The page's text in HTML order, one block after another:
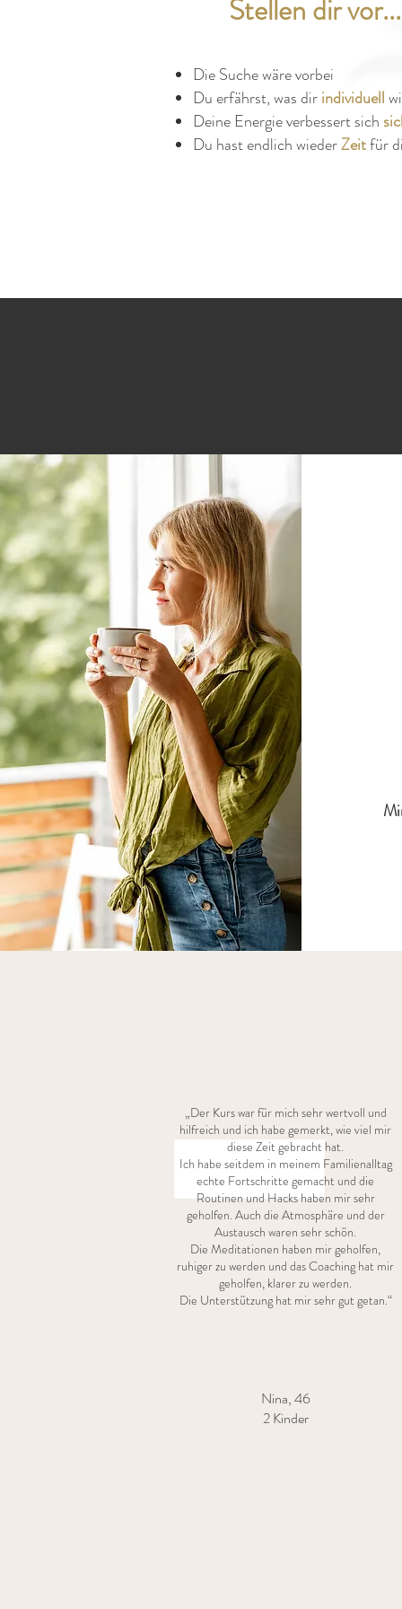
Stellen dir vor...
Die Suche wäre vorbei
Du erfährst, was dirindividuell
Deine Energie verbessert sich
Du hast endlich wiederZeitfür
„Der Kurs war für mich sehr wertvoll und
hilfreich und ich habe gemerkt, wie viel mir
diese Zeit gebracht hat.
Ich habe seitdem in meinem Familienalltag
echte Fortschritte gemacht und die
Routinen und Hacks haben mir sehr
geholfen. Auch die Atmosphäre und der
Austausch waren sehr schön.
Die Meditationen haben mir geholfen,
ruhiger zu werden und das Coaching hat mir
geholfen, klarer zu werden.
Die Unterstützung hat mir sehr gut getan.“
Nina, 46
2 Kinder